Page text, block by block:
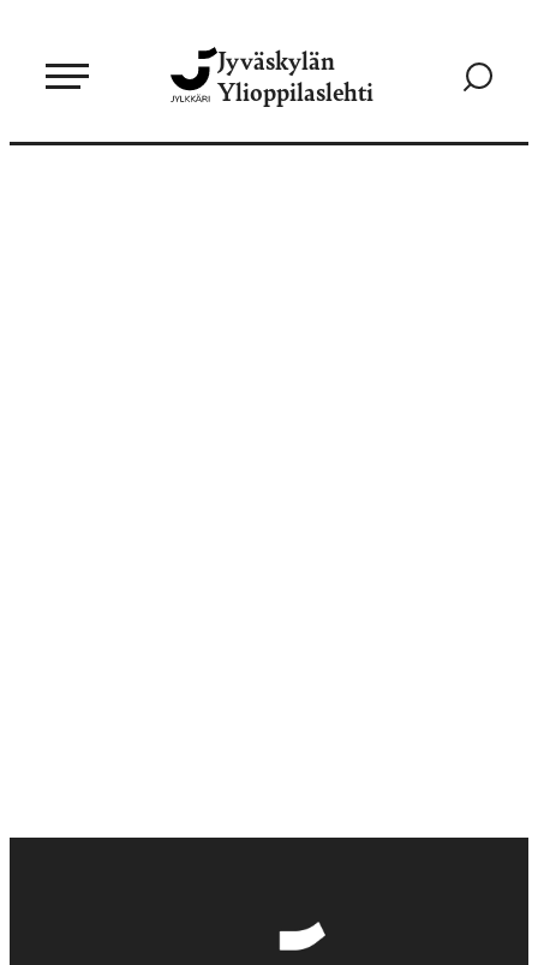
sisältöön
Jyväskylän
Ylioppilaslehti
Siirry